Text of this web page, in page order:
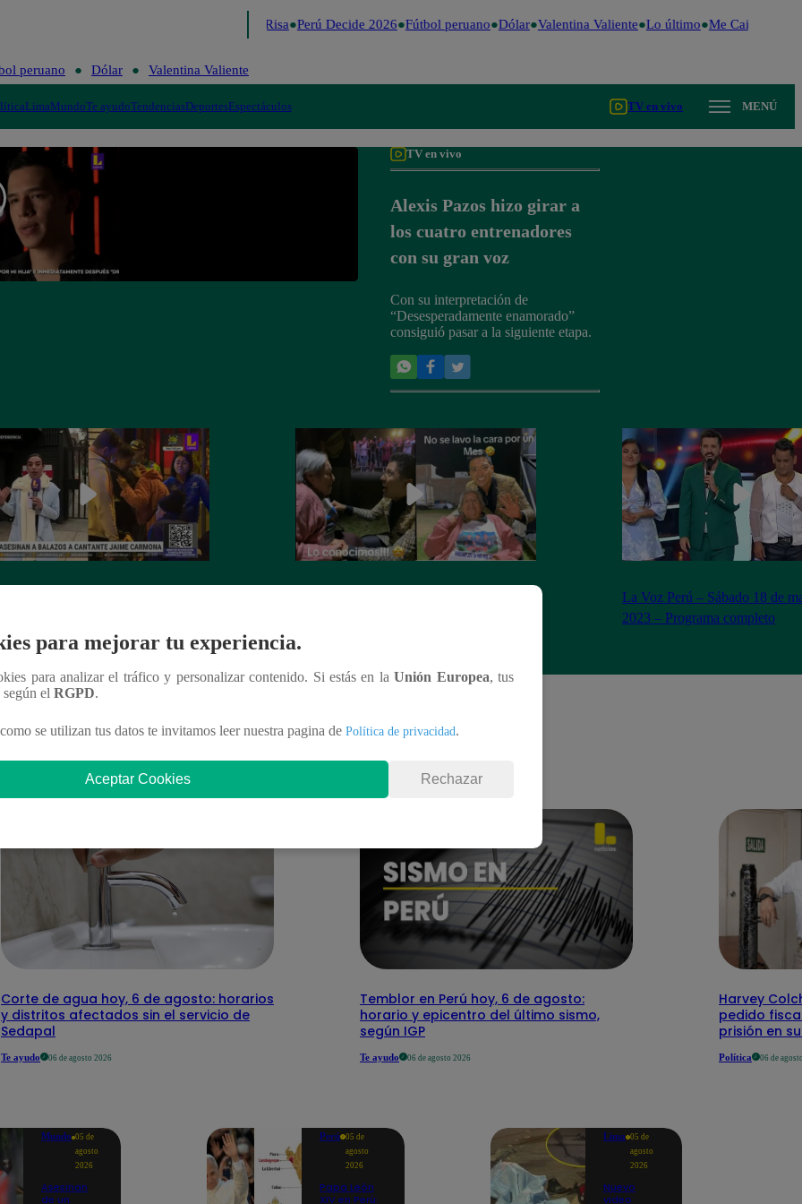
Me Caigo de Risa Perú Decide 2026 Fútbol peruano Dólar Valentina Valiente Lo último Me Caigo de Risa
peruano Dólar Valentina Valiente
LimaMundoTe ayudoTendenciasDeportesEspectáculos TV en vivo MENÚ
TV en vivo
Alexis Pazos hizo girar a
los cuatro entrenadores
con su gran voz
Con su interpretación de
“Desesperadamente enamorado”
consiguió pasar a la siguiente etapa.
Voz Perú’
La Voz Perú – Sábado 18 de
2023 – Programa completo
Corte de agua hoy, 6 de agosto: horarios
y distritos afectados sin el servicio de
Sedapal
Te ayudo 06 de agosto 2026
Temblor en Perú hoy, 6 de agosto:
horario y epicentro del último sismo,
según IGP
Te ayudo 06 de agosto 2026
Harvey
pedido
prisión en
Política 06 de
Mundo 05 de
agosto
2026
Asesinan
de un
Perú 05 de
agosto
2026
Papa León
XIV en Perú:
Lima 05 de
agosto
2026
Nuevo
video
para mejorar tu experiencia.
para analizar el tráfico y personalizar contenido. Si estás en laUnión Europea, tus
según el RGPD.
se utilizan tus datos te invitamos leer nuestra pagina de Política de privacidad.
Aceptar Cookies Rechazar